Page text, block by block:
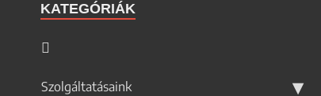
KATEGÓRIÁK
Szolgáltatásaink